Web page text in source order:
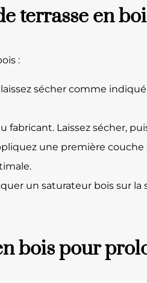
terrasse en
:
sécher comme
fabricant. Laissez sécher,
une première couche
un saturateur bois sur
bois pour